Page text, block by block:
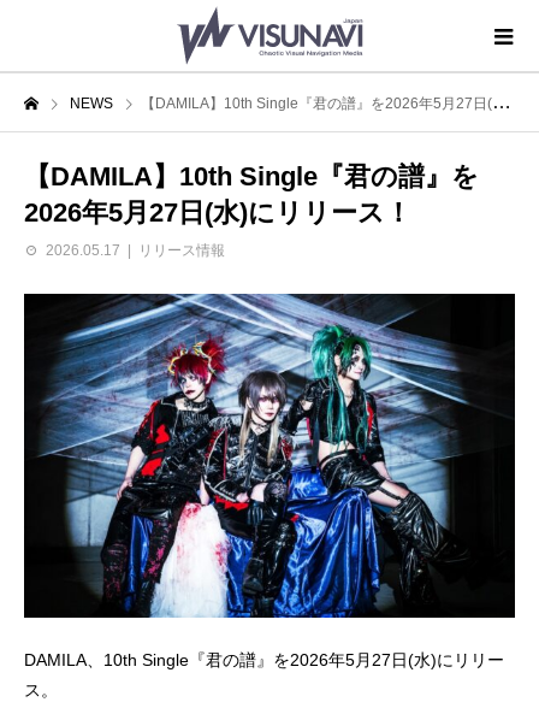
NEWS 【DAMILA】10th Single『君の譜』を2026年5月27日(水)にリリース！
【DAMILA】10th Single『君の譜』を
2026年5月27日(水)にリリース！
2026.05.17 リリース情報
DAMILA、10th Single『君の譜』を2026年5月27日(水)にリリー
ス。